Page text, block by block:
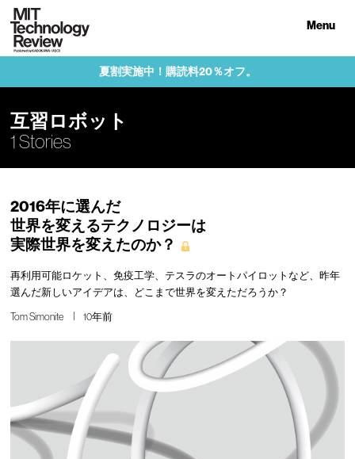
Menu
夏割実施中！購読料20％オフ。
互習ロボット
1 Stories
2016年に選んだ
世界を変えるテクノロジーは
実際世界を変えたのか？
再利用可能ロケット、免疫工学、テスラのオートパイロットなど、昨年
選んだ新しいアイデアは、どこまで世界を変えただろうか？
Tom Simonite 10年前